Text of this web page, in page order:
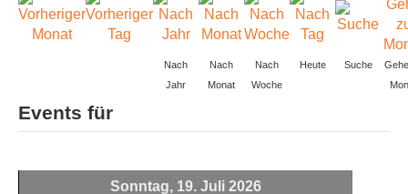
Nach
Jahr
Nach
Monat
Nach
Woche
Heute Suche
Events für
Sonntag, 19. Juli 2026